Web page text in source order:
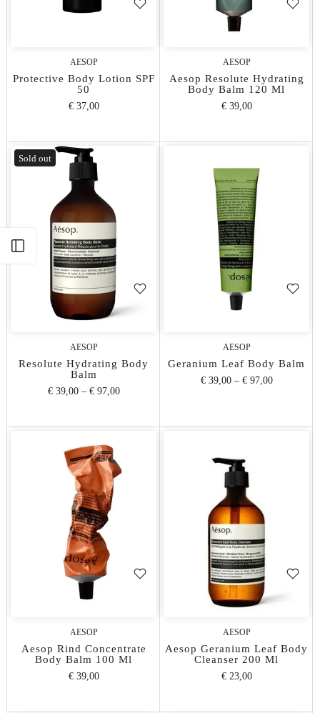
Apri barra laterale
AESOP
Protective Body Lotion SPF
50
€ 37,00
AESOP
Aesop Resolute Hydrating
Body Balm 120 Ml
€ 39,00
Sold out
AESOP
Resolute Hydrating Body
Balm
€ 39,00 – € 97,00
AESOP
Geranium Leaf Body Balm
€ 39,00 – € 97,00
AESOP
Aesop Rind Concentrate
Body Balm 100 Ml
€ 39,00
AESOP
Aesop Geranium Leaf Body
Cleanser 200 Ml
€ 23,00